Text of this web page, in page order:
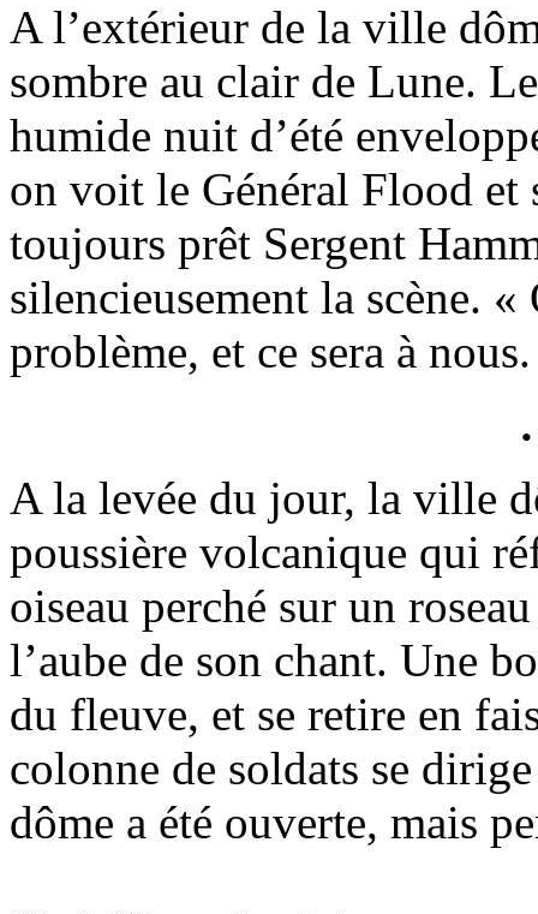
A l’extérieur de la ville
sombre au clair de Lune.
humide nuit d’été
on voit le Général Flood
toujours prêt Sergent
silencieusement la scène.
problème, et ce sera à
A la levée du jour, la ville
poussière volcanique qui
oiseau perché sur un
l’aube de son chant. Une
du fleuve, et se retire en
colonne de soldats se
dôme a été ouverte, mais